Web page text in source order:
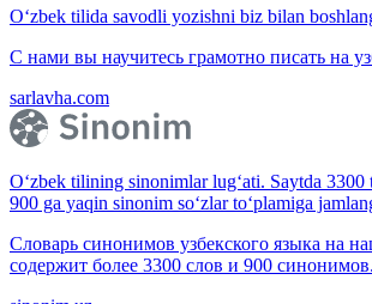
O‘zbek tilida savodli yozishni biz bilan
С нами вы научитесь грамотно писать на
sarlavha.com
O‘zbek tilining sinonimlar lug‘ati. Saytda 3300
900 ga yaqin sinonim so‘zlar to‘plamiga
Словарь синонимов узбекского языка на
содержит более 3300 слов и 900 синонимов.